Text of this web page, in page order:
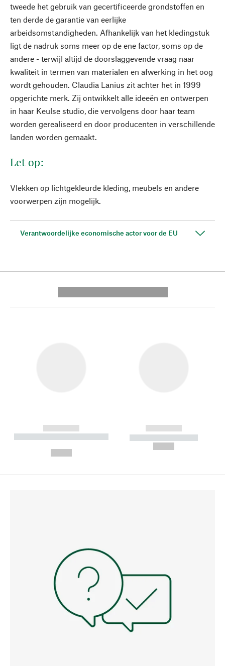
tweede het gebruik van gecertificeerde grondstoffen en
ten derde de garantie van eerlijke
arbeidsomstandigheden. Afhankelijk van het kledingstuk
ligt de nadruk soms meer op de ene factor, soms op de
andere - terwijl altijd de doorslaggevende vraag naar
kwaliteit in termen van materialen en afwerking in het oog
wordt gehouden. Claudia Lanius zit achter het in 1999
opgerichte merk. Zij ontwikkelt alle ideeën en ontwerpen
in haar Keulse studio, die vervolgens door haar team
worden gerealiseerd en door producenten in verschillende
landen worden gemaakt.
Let op:
Vlekken op lichtgekleurde kleding, meubels en andere
voorwerpen zijn mogelijk.
Verantwoordelijke economische actor voor de EU
------------
----------- ----------- --------
------------
----------- -----------